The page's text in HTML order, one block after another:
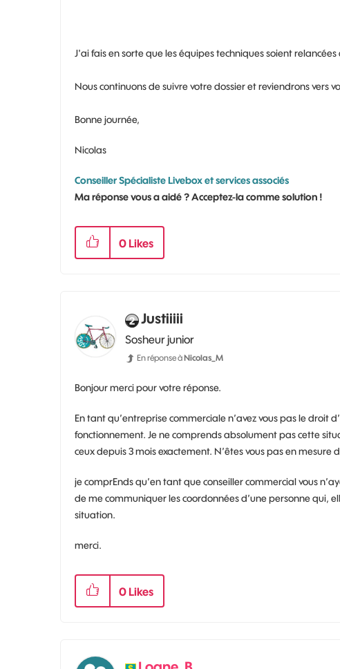
J'ai fais en sorte que les équipes techniques soient
Nous continuons de suivre votre dossier et reviendrons vers
Bonne journée,
Nicolas
Conseiller Spécialiste Livebox et services associés
Ma réponse vous a aidé ? Acceptez-la comme solution !
0 Likes
Justiiiii
Sosheur junior
En réponse àNicolas_M
Bonjour merci pour votre réponse.
En tant qu’entreprise commerciale n’avez vous pas le droit
fonctionnement. Je ne comprends absolument pas cette
ceux depuis 3 mois exactement. N’êtes vous pas en mesure
je comprEnds qu’en tant que conseiller commercial vous
de me communiquer les coordonnées d’une personne qui,
situation.
merci.
0 Likes